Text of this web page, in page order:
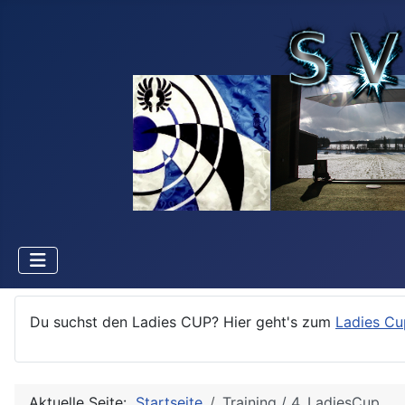
Du suchst den Ladies CUP? Hier geht's zum Ladies